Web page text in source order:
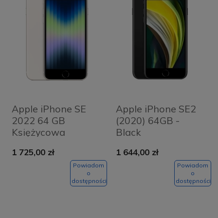
Apple iPhone SE
2022 64 GB
Księżycowa
Starlight
1 725,00 zł
Powiadom
o
dostępności
Apple iPhone SE2
(2020) 64GB -
Black
1 644,00 zł
Powiadom
o
dostępności